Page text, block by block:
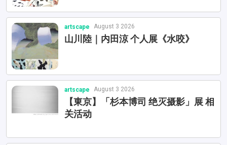
artscape August 3 2026
山川陸｜内田涼 个人展《水咬》
artscape August 3 2026
【東京】「杉本博司 绝灭摄影」展 相
关活动